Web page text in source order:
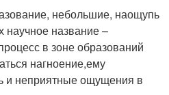
небольшие, наощупь
название –
в зоне образований
нагноение,ему
и неприятные ощущения в